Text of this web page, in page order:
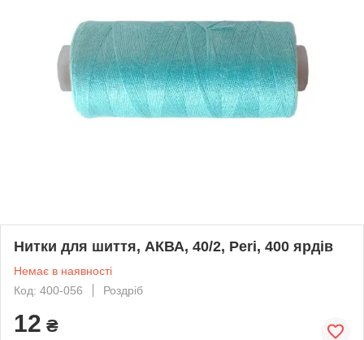
Нитки для шиття, АКВА, 40/2, Peri, 400 ярдів
Немає в наявності
Код: 400-056
Роздріб
12 ₴